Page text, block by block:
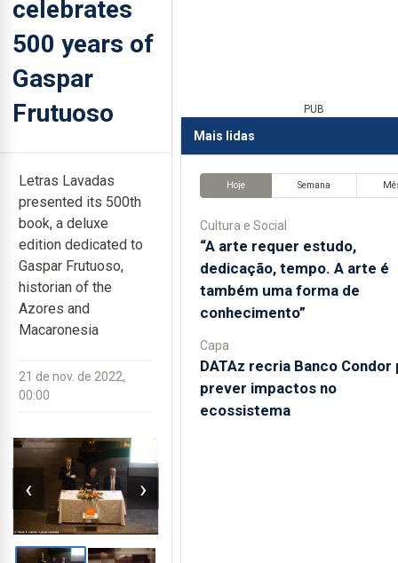
celebrates
500 years of
Gaspar
Frutuoso
Letras Lavadas
presented its 500th
book, a deluxe
edition dedicated to
Gaspar Frutuoso,
historian of the
Azores and
Macaronesia
21 de nov. de 2022,
00:00
‹ ›
PUB
Mais lidas
Hoje Semana
Cultura e Social
“A arte requer estudo,
dedicação, tempo. A arte é
também uma forma de
conhecimento”
Capa
DATAz recria Banco Condor
prever impactos no
ecossistema